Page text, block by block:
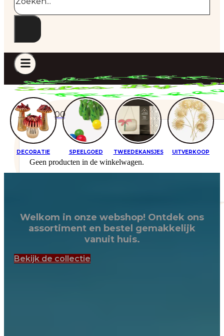
0 €0,00
Geen producten in de winkelwagen.
DECORATIE SPEELGOED TWEEDEKANSJES UITVERKOOP
Welkom in onze webshop! Ontdek ons
assortiment en bestel gemakkelijk
vanuit huis.
Bekijk de collectie